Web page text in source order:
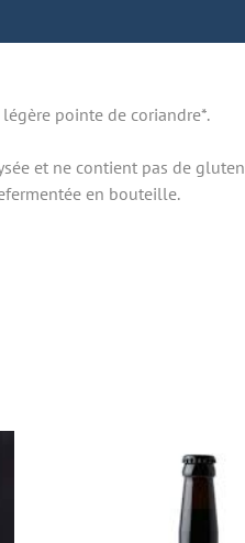
pointe de coriandre*.
et ne contient pas de gluten
en bouteille.